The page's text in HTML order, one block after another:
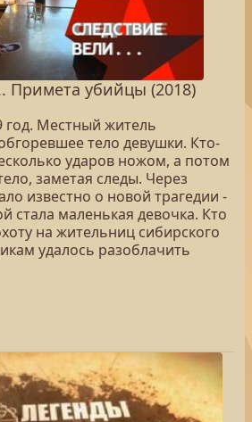
Примета убийцы (2018)
год. Местный житель
тело девушки. Кто-
ударов ножом, а потом
заметая следы. Через
известно о новой трагедии -
стала маленькая девочка. Кто
на жительниц сибирского
удалось разоблачить